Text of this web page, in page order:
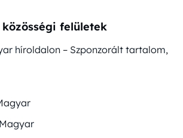
felületek
híroldalon – Szponzorált tartalom,